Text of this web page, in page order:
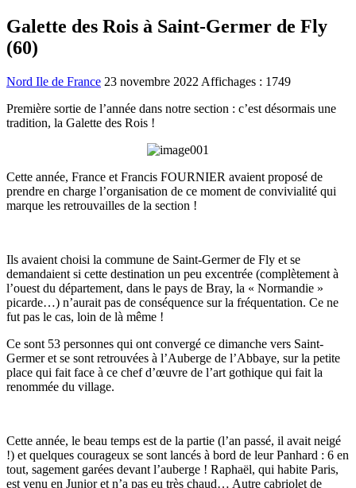
Galette des Rois à Saint-Germer de Fly
(60)
Nord Ile de France 23 novembre 2022 Affichages : 1749
Première sortie de l’année dans notre section : c’est désormais une
tradition, la Galette des Rois !
Cette année, France et Francis FOURNIER avaient proposé de
prendre en charge l’organisation de ce moment de convivialité qui
marque les retrouvailles de la section !
Ils avaient choisi la commune de Saint-Germer de Fly et se
demandaient si cette destination un peu excentrée (complètement à
l’ouest du département, dans le pays de Bray, la « Normandie »
picarde…) n’aurait pas de conséquence sur la fréquentation. Ce ne
fut pas le cas, loin de là même !
Ce sont 53 personnes qui ont convergé ce dimanche vers Saint-
Germer et se sont retrouvées à l’Auberge de l’Abbaye, sur la petite
place qui fait face à ce chef d’œuvre de l’art gothique qui fait la
renommée du village.
Cette année, le beau temps est de la partie (l’an passé, il avait neigé
!) et quelques courageux se sont lancés à bord de leur Panhard : 6 en
tout, sagement garées devant l’auberge ! Raphaël, qui habite Paris,
est venu en Junior et n’a pas eu très chaud… Autre cabriolet de